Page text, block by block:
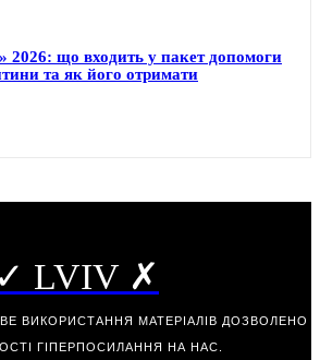
що входить у пакет допомоги
та як його отримати
✓ LVIV ✗
ВИКОРИСТАННЯ МАТЕРІАЛІВ ДОЗВОЛЕНО
ГІПЕРПОСИЛАННЯ НА НАС.